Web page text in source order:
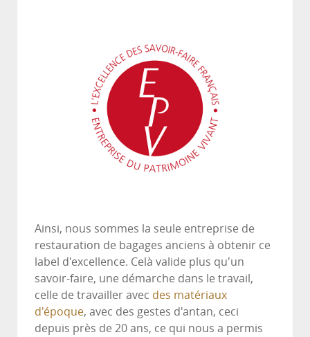
Ainsi, nous sommes la seule entreprise de
restauration de bagages anciens à obtenir ce
label d'excellence. Celà valide plus qu'un
savoir-faire, une démarche dans le travail,
celle de travailler avec des matériaux
d'époque, avec des gestes d'antan, ceci
depuis près de 20 ans, ce qui nous a permis